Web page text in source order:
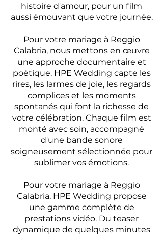
histoire d'amour, pour un film
aussi émouvant que votre journée.
Pour votre mariage à Reggio
Calabria, nous mettons en œuvre
une approche documentaire et
poétique. HPE Wedding capte les
rires, les larmes de joie, les regards
complices et les moments
spontanés qui font la richesse de
votre célébration. Chaque film est
monté avec soin, accompagné
d'une bande sonore
soigneusement sélectionnée pour
sublimer vos émotions.
Pour votre mariage à Reggio
Calabria, HPE Wedding propose
une gamme complète de
prestations vidéo. Du teaser
dynamique de quelques minutes